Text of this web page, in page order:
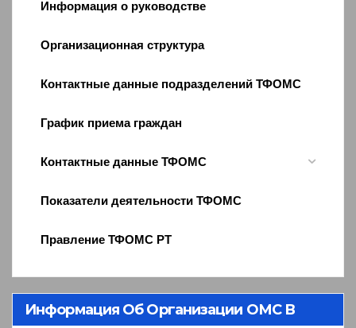
Информация о руководстве
Организационная структура
Контактные данные подразделений ТФОМС
График приема граждан
Контактные данные ТФОМС
Показатели деятельности ТФОМС
Правление ТФОМС РТ
Информация Об Организации ОМС В